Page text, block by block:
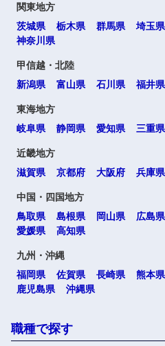
関東地方
茨城県
栃木県 群馬県 埼玉県
神奈川県
甲信越・北陸
新潟県
富山県 石川県 福井県
東海地方
岐阜県
静岡県 愛知県 三重県
近畿地方
滋賀県
京都府 大阪府 兵庫県
中国・四国地方
鳥取県
島根県 岡山県 広島県
愛媛県
高知県
九州・沖縄
福岡県
佐賀県 長崎県 熊本県
鹿児島県
沖縄県
職種で探す